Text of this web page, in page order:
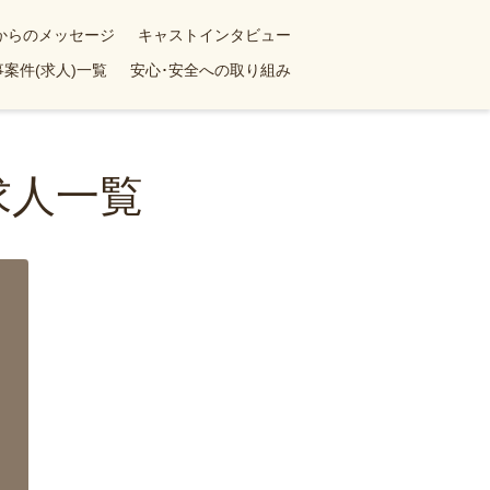
らのメッセージ
キャストインタビュー
案件(求人)一覧 安心･安全への取り組み
一覧